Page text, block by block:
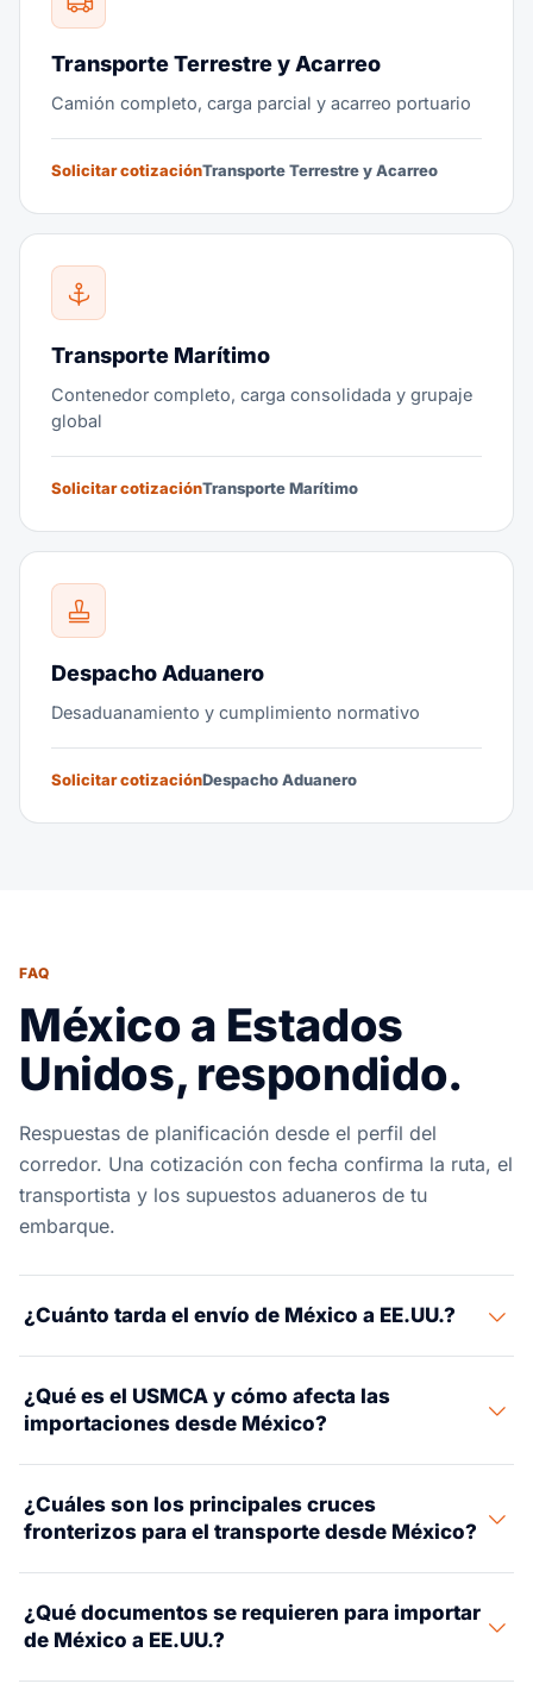
Transporte Terrestre y Acarreo
Camión completo, carga parcial y acarreo portuario
Solicitar cotizaciónTransporte Terrestre y Acarreo
Transporte Marítimo
Contenedor completo, carga consolidada y grupaje
global
Solicitar cotizaciónTransporte Marítimo
Despacho Aduanero
Desaduanamiento y cumplimiento normativo
Solicitar cotizaciónDespacho Aduanero
FAQ
México a Estados
Unidos, respondido.
Respuestas de planificación desde el perfil del
corredor. Una cotización con fecha confirma la ruta, el
transportista y los supuestos aduaneros de tu
embarque.
¿Cuánto tarda el envío de México a EE.UU.?
dependiendo del cruce y destino final. El flete marítimo
desde puertos mexicanos a puertos del Golfo o Costa
Oeste de EE.UU. tarda 5–12 días. El flete aéreo es de 1–3
días puerta a puerta.
¿Qué es el USMCA y cómo afecta las
importaciones desde México?
bienes que cumplen las reglas de origen USMCA
pueden ingresar a EE.UU. libres de aranceles. Se
requiere un Certificado de Origen USMCA preparado
por el exportador o productor.
¿Cuáles son los principales cruces
fronterizos para el transporte desde México?
Laredo/Nuevo Laredo (el más activo del mundo por
valor comercial), El Paso/Ciudad Juárez,
McAllen/Reynosa, Otay Mesa/Tijuana y Eagle
¿Qué documentos se requieren para importar
de México a EE.UU.?